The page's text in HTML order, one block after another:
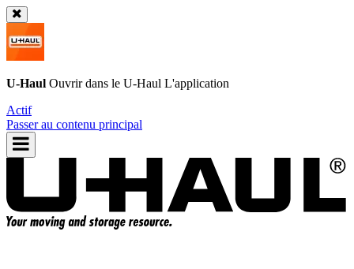
U-Haul Ouvrir dans le U-Haul L'application
Actif
Passer au contenu principal